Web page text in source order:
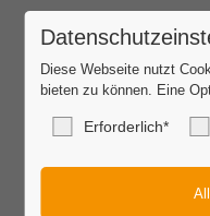
Login
Benutzername
Diese Webseite nutzt
bieten zu können. Eine
Erforderlich*